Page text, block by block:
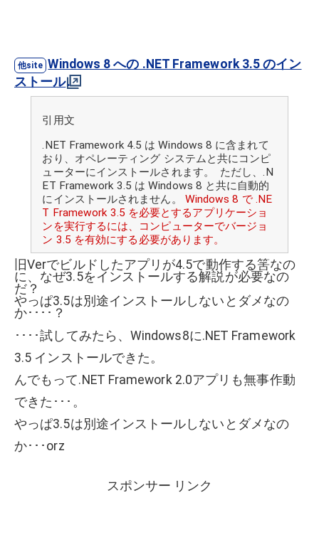
Windows 8 への .NET Framework 3.5 のイン
ストール
引用文
.NET Framework 4.5 は Windows 8 に含まれて
おり、オペレーティング システムと共にコンピ
ューターにインストールされます。 ただし、.N
ET Framework 3.5 は Windows 8 と共に自動的
にインストールされません。 Windows 8 で .NE
T Framework 3.5 を必要とするアプリケーショ
ンを実行するには、コンピューターでバージョ
ン 3.5 を有効にする必要があります。
旧Verでビルドしたアプリが4.5で動作する筈なの
に、なぜ3.5をインストールする解説が必要なの
だ？
やっぱ3.5は別途インストールしないとダメなの
か････？
････試してみたら、Windows8に.NET Framework
3.5 インストールできた。
んでもって.NET Framework 2.0アプリも無事作動
できた･･･。
やっぱ3.5は別途インストールしないとダメなの
か･･･orz
スポンサー リンク